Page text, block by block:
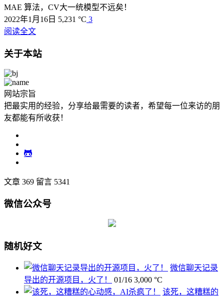
MAE 算法，CV大一统模型不远矣！
2022年1月16日 5,231 °C 3
阅读全文
关于本站
网站宗旨
把最实用的经验，分享给最需要的读者，希望每一位来访的朋
友都能有所收获！
文章 369 留言 5341
微信公众号
随机好文
微信聊天记录
导出的开源项目，火了！
01/16 3,000 °C
该死，这糟糕的